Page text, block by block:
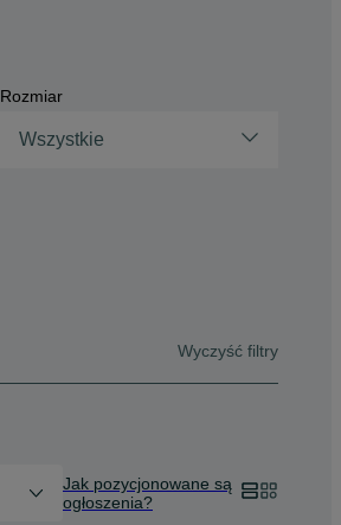
Rozmiar
Wszystkie
Wyczyść filtry
Jak pozycjonowane są
ogłoszenia?